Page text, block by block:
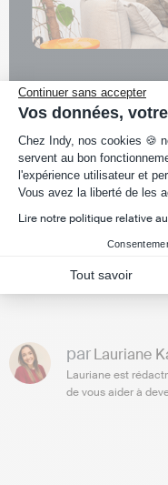
Continuer sans accepter
Vos données,
Plateforme de
Chez Indy, nos cookies 🍪
servent au bon
l'expérience utilisateur et
Vous avez la liberté de les
Lire notre politique relative
Tout savoir
parLauriane
Lauriane est
de vous aider à